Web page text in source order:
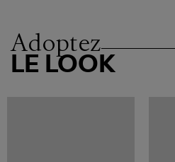
Adoptez
LE LOOK